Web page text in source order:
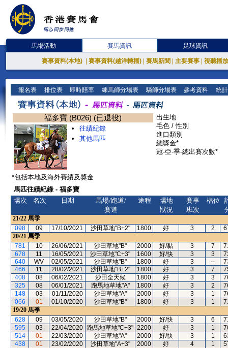
馬場活動 賽馬資訊 足球資訊
賽事資料(本地) 賽事資料(越洋轉播) 賽馬新聞 主要賽事 視聽播
報名表 排位表 即時賠率 練馬師分場表 騎師分場表 參考資料 統
福多寶 (B026) (已退役)
往績紀錄
其他馬匹
出生地
毛色 / 性別
進口類別
總獎金*
冠-亞-季-總出賽次數*
*包括本地及海外賽績及獎金
馬匹往績紀錄 - 福多寶
場次
名次 日期
馬場/跑道/
賽道
途程
場地
狀況
賽事
班次
檔位
21/22 馬季
098
09 17/10/2021 沙田草地"B+2" 1800 好 3 2
20/21 馬季
781
10 26/06/2021 沙田草地"B" 2000 好/黏 3 7
678
11 16/05/2021 沙田草地"C+3" 1600 好/快 3 3
640
WV 02/05/2021 沙田草地"B" 1800 好 3 --
466
11 28/02/2021 沙田草地"B+2" 1800 好 3 7
408
08 06/02/2021 沙田全天候 1800 好 3 3
325
08 06/01/2021 跑馬地草地"A" 1800 好 3 2
148
03 01/11/2020 沙田草地"A" 2000 好 3 1
066
01 01/10/2020 沙田草地"B" 1800 好 3 1
19/20 馬季
628
09 03/05/2020 沙田草地"B" 2000 好/快 3 6
595
03 22/04/2020 跑馬地草地"C+3" 2200 好 3 1
514
01 22/03/2020 沙田草地"A" 2000 好/快 3 1
438
01 23/02/2020 沙田草地"A+3" 2000 好 4 1